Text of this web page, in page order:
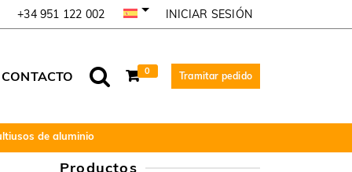
+34 951 122 002 INICIAR SESIÓN
CONTACTO 0 Tramitar pedido
de aluminio
Productos